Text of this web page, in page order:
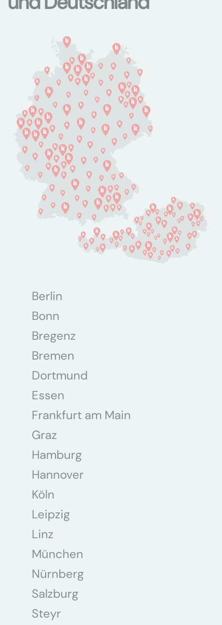
Berlin
Bonn
Bregenz
Bremen
Dortmund
Essen
Frankfurt am Main
Graz
Hamburg
Hannover
Köln
Leipzig
Linz
München
Nürnberg
Salzburg
Steyr